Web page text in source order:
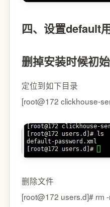
四、设置default
删掉安装时候初
定位到如下目录
[root@172 clickhouse-
删除文件
[root@172 users.d]# rm